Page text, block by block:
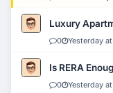
Luxury
0 Yesterday
Is RERA
0 Yesterday